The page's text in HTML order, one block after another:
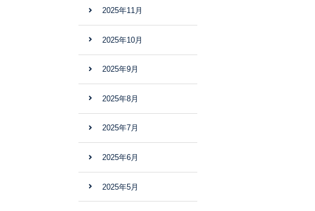
2025年11月
2025年10月
2025年9月
2025年8月
2025年7月
2025年6月
2025年5月